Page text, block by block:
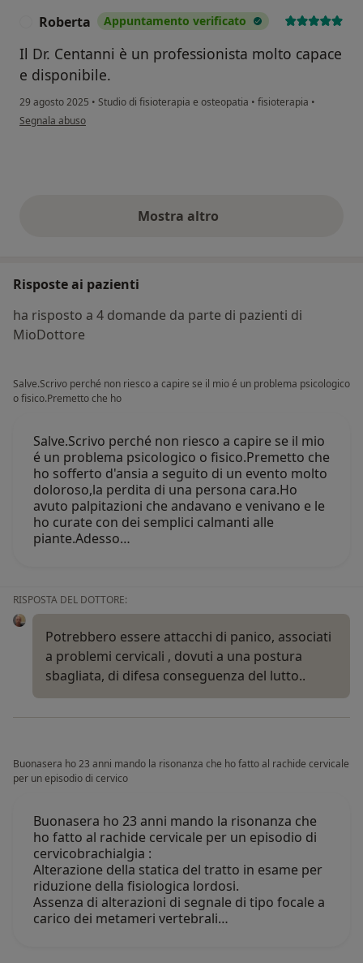
Roberta Appuntamento verificato
Il Dr. Centanni è un professionista molto capace
e disponibile.
29 agosto 2025 • Studio di fisioterapia e osteopatia • fisioterapia •
secondo l'opinione dell'utente Roberta
Segnala abuso
Mostra altroopinioni di cui sopra
Risposte ai pazienti
ha risposto a 4 domande da parte di pazienti di
MioDottore
Salve.Scrivo perché non riesco a capire se il mio é un problema psicologico
o fisico.Premetto che ho
Salve.Scrivo perché non riesco a capire se il mio
é un problema psicologico o fisico.Premetto che
ho sofferto d'ansia a seguito di un evento molto
doloroso,la perdita di una persona cara.Ho
avuto palpitazioni che andavano e venivano e le
ho curate con dei semplici calmanti alle
piante.Adesso…
RISPOSTA DEL DOTTORE:
Potrebbero essere attacchi di panico, associati
a problemi cervicali , dovuti a una postura
sbagliata, di difesa conseguenza del lutto..
Buonasera ho 23 anni mando la risonanza che ho fatto al rachide cervicale
per un episodio di cervico
Buonasera ho 23 anni mando la risonanza che
ho fatto al rachide cervicale per un episodio di
cervicobrachialgia :
Alterazione della statica del tratto in esame per
riduzione della fisiologica lordosi.
Assenza di alterazioni di segnale di tipo focale a
carico dei metameri vertebrali…